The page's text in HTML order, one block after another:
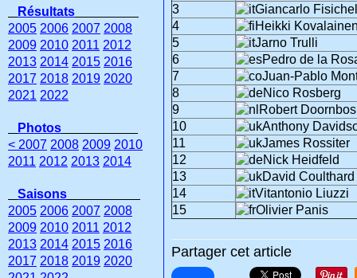
3
Giancarlo
4
Heikki
5
Jarno Trulli
6
Pedro de la
7
Juan-Pablo
8
Nico Rosberg
9
Robert Doornbos
10
Anthony
11
James Rossiter
12
Nick Heidfeld
13
David Coulthard
14
Vitantonio Liuzzi
15
Olivier Panis
Partager cet article
Résultats
2005 2006 2007 2008
2009 2010 2011 2012
2013 2014 2015 2016
2017 2018 2019 2020
2021 2022
Photos
< 2007 2008 2009 2010
2011 2012 2013 2014
Saisons
2005 2006 2007 2008
2009 2010 2011 2012
2013 2014 2015 2016
2017 2018 2019 2020